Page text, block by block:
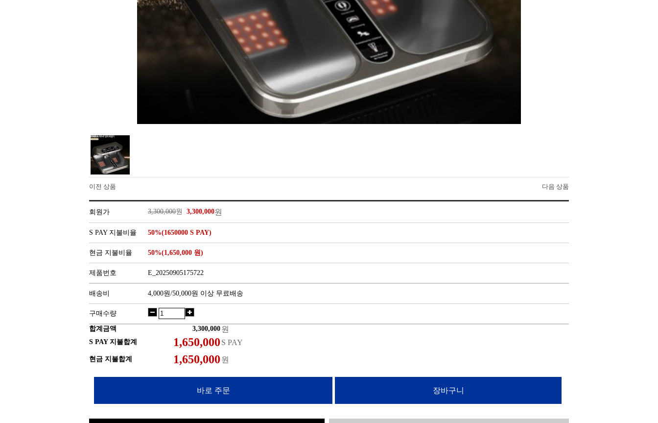
이전 상품 다음 상품
회원가 3,300,000원 3,300,000원
S PAY 지불비율 50%(1650000 S PAY)
현금 지불비율 50%(1,650,000 원)
제품번호 E_20250905175722
배송비 4,000원/50,000원 이상 무료배송
구매수량
합계금액 원
S PAY 지불합계 S PAY
현금 지불합계 원